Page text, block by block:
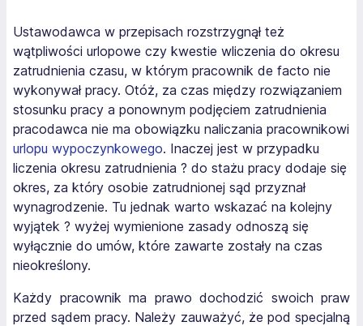
Ustawodawca w przepisach rozstrzygnął też
wątpliwości urlopowe czy kwestie wliczenia do okresu
zatrudnienia czasu, w którym pracownik de facto nie
wykonywał pracy. Otóż, za czas między rozwiązaniem
stosunku pracy a ponownym podjęciem zatrudnienia
pracodawca nie ma obowiązku naliczania pracownikowi
urlopu wypoczynkowego. Inaczej jest w przypadku
liczenia okresu zatrudnienia ? do stażu pracy dodaje się
okres, za który osobie zatrudnionej sąd przyznał
wynagrodzenie. Tu jednak warto wskazać na kolejny
wyjątek ? wyżej wymienione zasady odnoszą się
wyłącznie do umów, które zawarte zostały na czas
nieokreślony.
Każdy pracownik ma prawo dochodzić swoich praw
przed sądem pracy. Należy zauważyć, że pod specjalną